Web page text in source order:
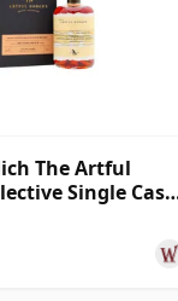
The Artful
Single Cask
22 años